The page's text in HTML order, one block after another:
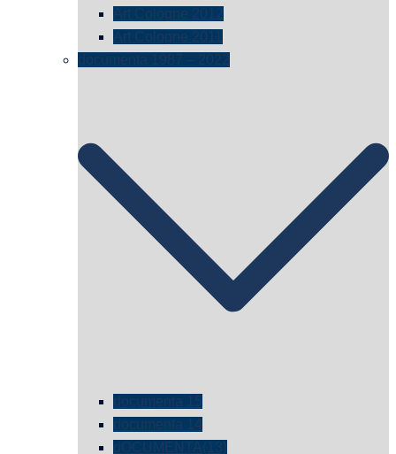
Art Cologne 2012
Art Cologne 2011
documenta 1987 – 2022
documenta 15
documenta 14
dOCUMENTA(13)